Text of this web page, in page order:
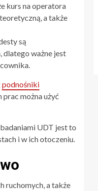
kurs na operatora
a także
są
dlatego ważne jest
podnośniki
można użyć
UDT jest to
i w ich otoczeniu.
ruchomych, a także